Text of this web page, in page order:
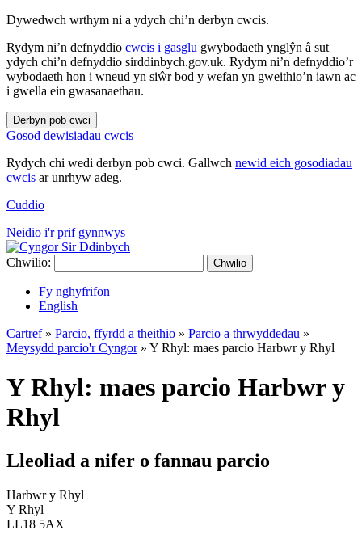
Dywedwch wrthym ni a ydych chi’n derbyn cwcis.
Rydym ni’n defnyddio cwcis i gasglu gwybodaeth ynglŷn â sut
ydych chi’n defnyddio sirddinbych.gov.uk. Rydym ni’n defnyddio’r
wybodaeth hon i wneud yn siŵr bod y wefan yn gweithio’n iawn ac
i gwella ein gwasanaethau.
Derbyn pob cwci
Gosod dewisiadau cwcis
Rydych chi wedi derbyn pob cwci. Gallwch newid eich gosodiadau
cwcis ar unrhyw adeg.
Cuddio
Neidio i'r prif gynnwys
Chwilio: Chwilio
Fy nghyfrifon
English
Cartref» Parcio, ffyrdd a theithio » Parcio a thrwyddedau »
Meysydd parcio'r Cyngor» Y Rhyl: maes parcio Harbwr y Rhyl
Y Rhyl: maes parcio Harbwr y
Rhyl
Lleoliad a nifer o fannau parcio
Harbwr y Rhyl
Y Rhyl
LL18 5AX